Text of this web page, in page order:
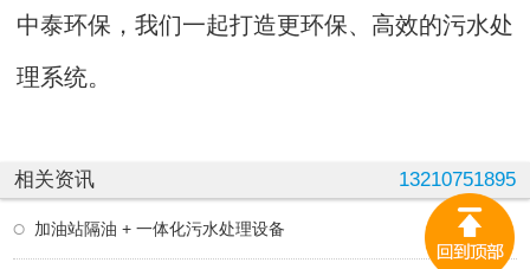
中泰环保，我们一起打造更环保、高效的污水处
理系统。
相关资讯 13210751895
加油站隔油 + 一体化污水处理设备